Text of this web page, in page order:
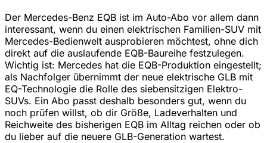
Der Mercedes-Benz EQB ist im Auto-Abo vor allem dann
interessant, wenn du einen elektrischen Familien-SUV mit
Mercedes-Bedienwelt ausprobieren möchtest, ohne dich
direkt auf die auslaufende EQB-Baureihe festzulegen.
Wichtig ist: Mercedes hat die EQB-Produktion eingestellt;
als Nachfolger übernimmt der neue elektrische GLB mit
EQ-Technologie die Rolle des siebensitzigen Elektro-
SUVs. Ein Abo passt deshalb besonders gut, wenn du
noch prüfen willst, ob dir Größe, Ladeverhalten und
Reichweite des bisherigen EQB im Alltag reichen oder ob
du lieber auf die neuere GLB-Generation wartest.